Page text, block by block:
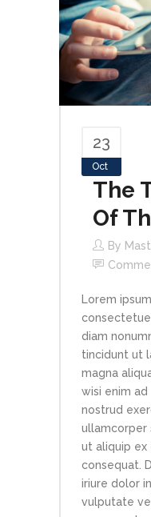
23
Oct
The
Of
By
Lorem
diam
tincidunt ut
magna
wisi enim ad
nostrud
ullamcorper
ut aliquip ex
consequat.
iriure dolor
vulputate